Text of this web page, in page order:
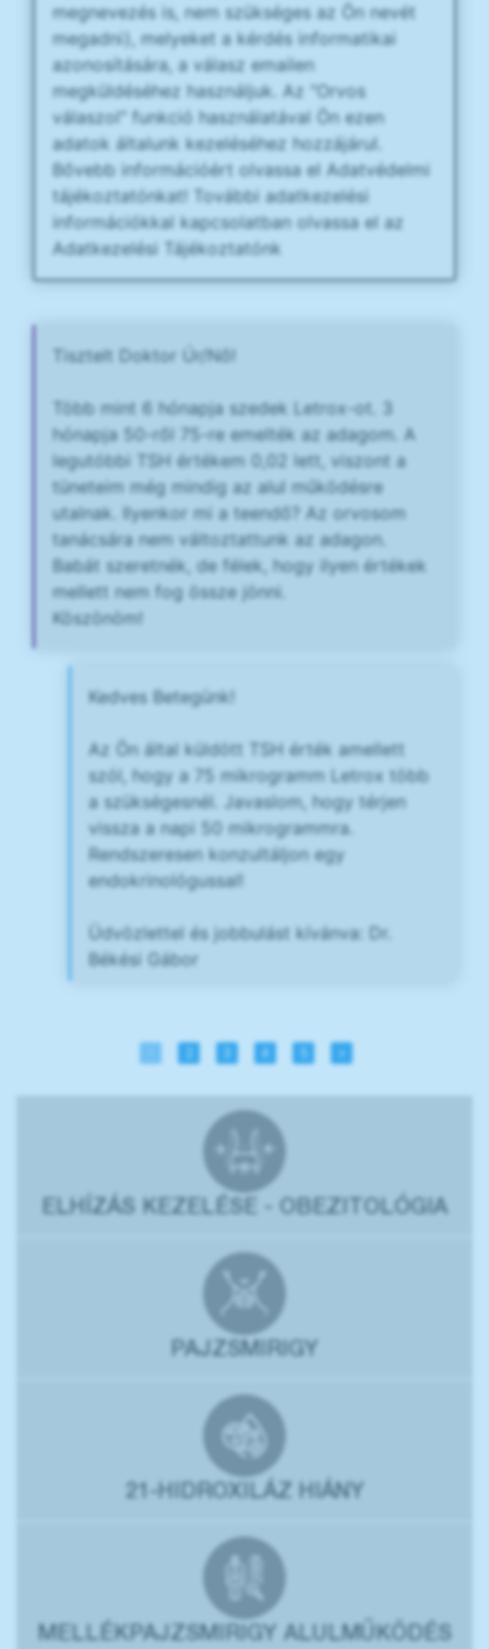
megnevezés is, nem szükséges az Ön nevét
megadni), melyeket a kérdés informatikai
azonosítására, a válasz emailen
megküldéséhez használjuk. Az "Orvos
válaszol" funkció használatával Ön ezen
adatok általunk kezeléséhez hozzájárul.
Bővebb információért olvassa el Adatvédelmi
tájékoztatónkat! További adatkezelési
információkkal kapcsolatban olvassa el az
Adatkezelési Tájékoztatónk
Tisztelt Doktor Úr/Nő!
Több mint 6 hónapja szedek Letrox-ot. 3
hónapja 50-ről 75-re emelték az adagom. A
legutóbbi TSH értékem 0,02 lett, viszont a
tüneteim még mindig az alul működésre
utalnak. Ilyenkor mi a teendő? Az orvosom
tanácsára nem változtattunk az adagon.
Babát szeretnék, de félek, hogy ilyen értékek
mellett nem fog össze jönni.
Köszönöm!
Kedves Betegünk!
Az Ön által küldött TSH érték amellett
szól, hogy a 75 mikrogramm Letrox több
a szükségesnél. Javaslom, hogy térjen
vissza a napi 50 mikrogrammra.
Rendszeresen konzultáljon egy
endokrinológussal!
Üdvözlettel és jobbulást kívánva: Dr.
Békési Gábor
4 »
ELHÍZÁS KEZELÉSE - OBEZITOLÓGIA
PAJZSMIRIGY
21-HIDROXILÁZ HIÁNY
MELLÉKPAJZSMIRIGY ALULMŰKÖDÉS